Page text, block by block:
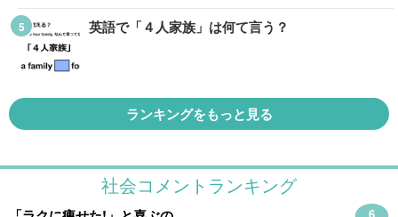
英語で「４人家族」は何て言う？
ランキングをもっと見る